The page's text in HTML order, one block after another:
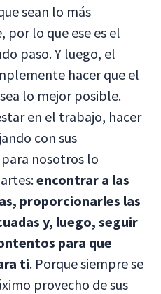
sean lo más
por lo que ese es el
paso. Y luego, el
hacer que el
lo mejor posible.
en el trabajo, hacer
con sus
nosotros lo
encontrar a las
proporcionarles las
y, luego, seguir
para que
ti. Porque siempre se
provecho de sus